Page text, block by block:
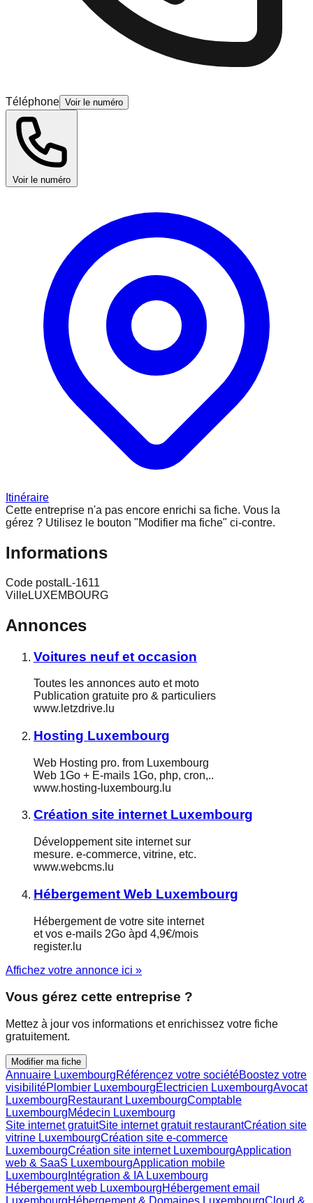
Téléphone Voir le numéro
Voir le numéro
Itinéraire
Cette entreprise n'a pas encore enrichi sa fiche. Vous la
gérez ? Utilisez le bouton "Modifier ma fiche" ci-contre.
Informations
Code postal L-1611
VilleLUXEMBOURG
Annonces
Voitures neuf et occasion
Toutes les annonces auto et moto
Publication gratuite pro & particuliers
www.letzdrive.lu
Hosting Luxembourg
Web Hosting pro. from Luxembourg
Web 1Go + E-mails 1Go, php, cron,..
www.hosting-luxembourg.lu
Création site internet Luxembourg
Développement site internet sur
mesure. e-commerce, vitrine, etc.
www.webcms.lu
Hébergement Web Luxembourg
Hébergement de votre site internet
et vos e-mails 2Go àpd 4,9€/mois
register.lu
Affichez votre annonce ici »
Vous gérez cette entreprise ?
Mettez à jour vos informations et enrichissez votre fiche
gratuitement.
Modifier ma fiche
Annuaire LuxembourgRéférencez votre sociétéBoostez votre
visibilitéPlombier LuxembourgÉlectricien LuxembourgAvocat
LuxembourgRestaurant LuxembourgComptable
LuxembourgMédecin Luxembourg
Site internet gratuitSite internet gratuit restaurantCréation site
vitrine LuxembourgCréation site e-commerce
LuxembourgCréation site internet LuxembourgApplication
web & SaaS LuxembourgApplication mobile
Luxembourg Intégration & IA Luxembourg
Hébergement web LuxembourgHébergement email
LuxembourgHébergement & Domaines LuxembourgCloud &